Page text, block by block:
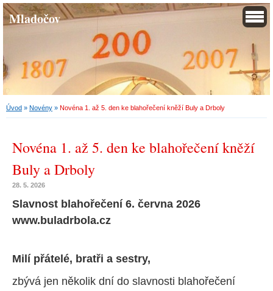
Mladočov
Úvod » Novény » Novéna 1. až 5. den ke blahořečení kněží Buly a Drboly
Novéna 1. až 5. den ke blahořečení kněží
Buly a Drboly
28. 5. 2026
Slavnost blahořečení 6. června 2026
www.buladrbola.cz
Milí přátelé, bratři a sestry,
zbývá jen několik dní do slavnosti blahořečení